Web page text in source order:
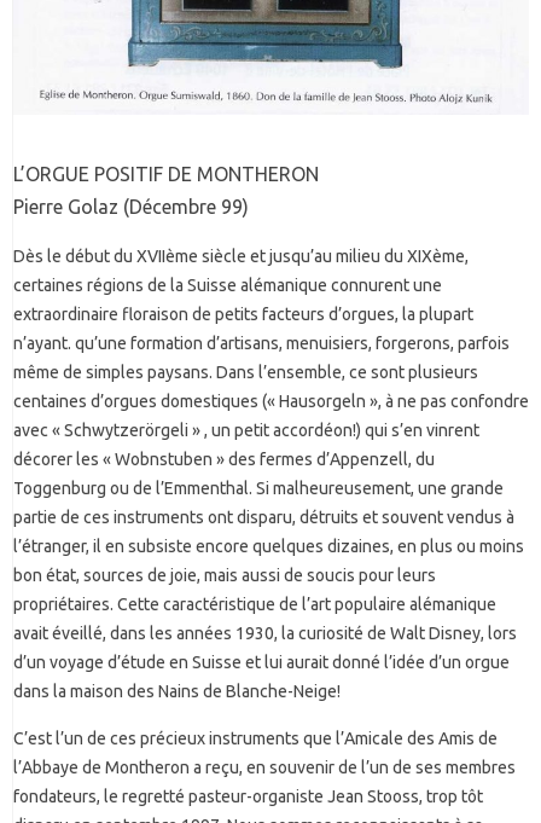
L’ORGUE POSITIF DE MONTHERON
Pierre Golaz (Décembre 99)
Dès le début du XVIIème siècle et jusqu’au milieu du XIXème,
certaines régions de la Suisse alémanique connurent une
extraordinaire floraison de petits facteurs d’orgues, la plupart
n’ayant. qu’une formation d’artisans, menuisiers, forgerons, parfois
même de simples paysans. Dans l’ensemble, ce sont plusieurs
centaines d’orgues domestiques (« Hausorgeln », à ne pas confondre
avec « Schwytzerörgeli » , un petit accordéon!) qui s’en vinrent
décorer les « Wobnstuben » des fermes d’Appenzell, du
Toggenburg ou de l’Emmenthal. Si malheureusement, une grande
partie de ces instruments ont disparu, détruits et souvent vendus à
l’étranger, il en subsiste encore quelques dizaines, en plus ou moins
bon état, sources de joie, mais aussi de soucis pour leurs
propriétaires. Cette caractéristique de l’art populaire alémanique
avait éveillé, dans les années 1930, la curiosité de Walt Disney, lors
d’un voyage d’étude en Suisse et lui aurait donné l’idée d’un orgue
dans la maison des Nains de Blanche-Neige!
C’est l’un de ces précieux instruments que l’Amicale des Amis de
l’Abbaye de Montheron a reçu, en souvenir de l’un de ses membres
fondateurs, le regretté pasteur-organiste Jean Stooss, trop tôt